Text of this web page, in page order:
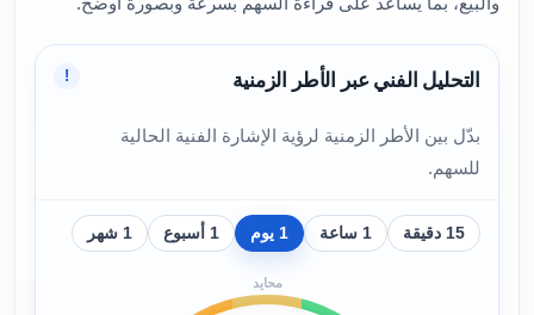
التحليل الفني عبر الأطر الزمنية
بدّل بين الأطر الزمنية لرؤية الإشارة الفنية الحالية
للسهم.
!
15 دقيقة 1 ساعة 1 يوم 1 أسبوع 1 شهر
محايد